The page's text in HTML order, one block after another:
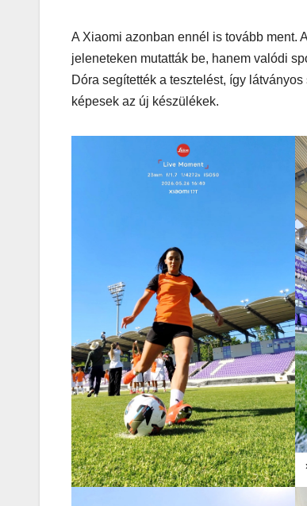
A Xiaomi azonban ennél is tovább ment.
jeleneteken mutatták be, hanem valódi
Dóra segítették a tesztelést, így
képesek az új készülékek.
AUTÓ-MOTOR
KGt
–
erő